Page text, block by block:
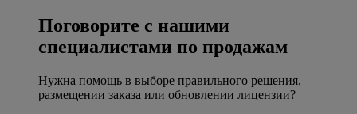
Поговорите с нашими
специалистами по продажам
Нужна помощь в выборе правильного решения,
размещении заказа или обновлении лицензии?